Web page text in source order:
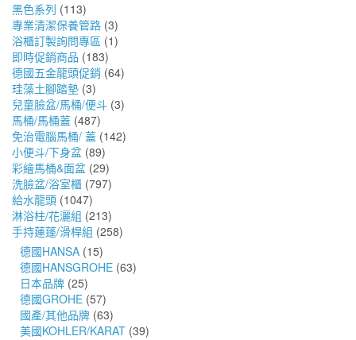
黑色系列 (113)
專業清潔保養管路 (3)
浴櫃訂製詢問專區 (1)
即時促銷商品 (183)
德國五金龍頭促銷 (64)
珪藻土腳踏墊 (3)
兒童臉盆/馬桶/便斗 (3)
馬桶/馬桶蓋 (487)
免治電腦馬桶/ 蓋 (142)
小便斗/下身盆 (89)
彩繪馬桶&面盆 (29)
洗臉盆/浴室櫃 (797)
給水龍頭 (1047)
淋浴柱/花灑組 (213)
手持蓮蓬/滑桿組 (258)
德國HANSA (15)
德國HANSGROHE (63)
日本品牌 (25)
德國GROHE (57)
國產/其他品牌 (63)
美國KOHLER/KARAT (39)